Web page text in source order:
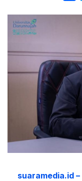
suaramedia.id –